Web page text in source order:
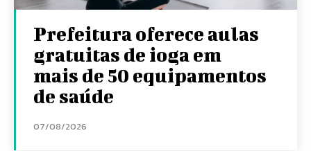
Prefeitura oferece aulas
gratuitas de ioga em
mais de 50 equipamentos
de saúde
07/08/2026